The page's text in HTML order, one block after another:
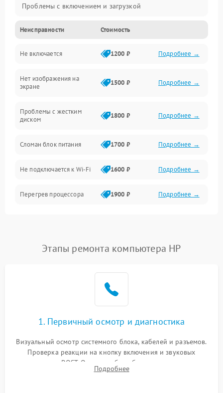
Проблемы с включением и загрузкой
Проблемы с изображением и монитором
Проблемы с производительностью и стабильностью
Прочие специфичные проблемы
Неисправности Стоимость
Не включается 1200 ₽ Подробнее →
Нет изображения на
экране
1500 ₽ Подробнее →
Проблемы с жестким
диском
1800 ₽ Подробнее →
Сломан блок питания 1700 ₽ Подробнее →
Не подключается к Wi-Fi 1600 ₽ Подробнее →
Перегрев процессора 1900 ₽ Подробнее →
Проблемы с
подключением внешних
1400 ₽ Подробнее →
1700 ₽
Ошибки в работе
оперативной памяти
1500 ₽ Подробнее →
Не распознается USB-порт 1300 ₽ Подробнее →
Этапы ремонта компьютера HP
1. Первичный осмотр и диагностика
Визуальный осмотр системного блока, кабелей и разъемов.
Проверка реакции на кнопку включения и звуковых
сигналов POST. Оценка работы блока питания для
локализации базовых неисправностей без полного разбора.
Подробнее